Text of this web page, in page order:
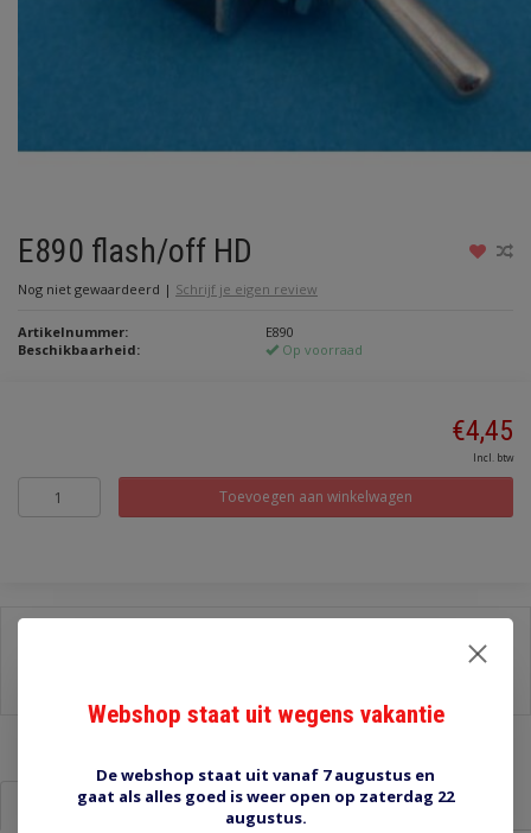
E890 flash/off HD
Nog niet gewaardeerd | Schrijf je eigen review
Artikelnummer:
E890
Beschikbaarheid:
Op voorraad
€4,45
Incl. btw
Toevoegen aan winkelwagen
Informatie Reviews (0)
Webshop staat uit wegens vakantie
De webshop staat uit vanaf 7 augustus en
gaat als alles goed is weer open op zaterdag 22
augustus.